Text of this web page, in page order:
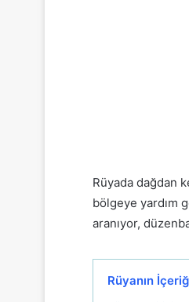
Rüyada dağdan
bölgeye yardım
aranıyor,
Rüyanın